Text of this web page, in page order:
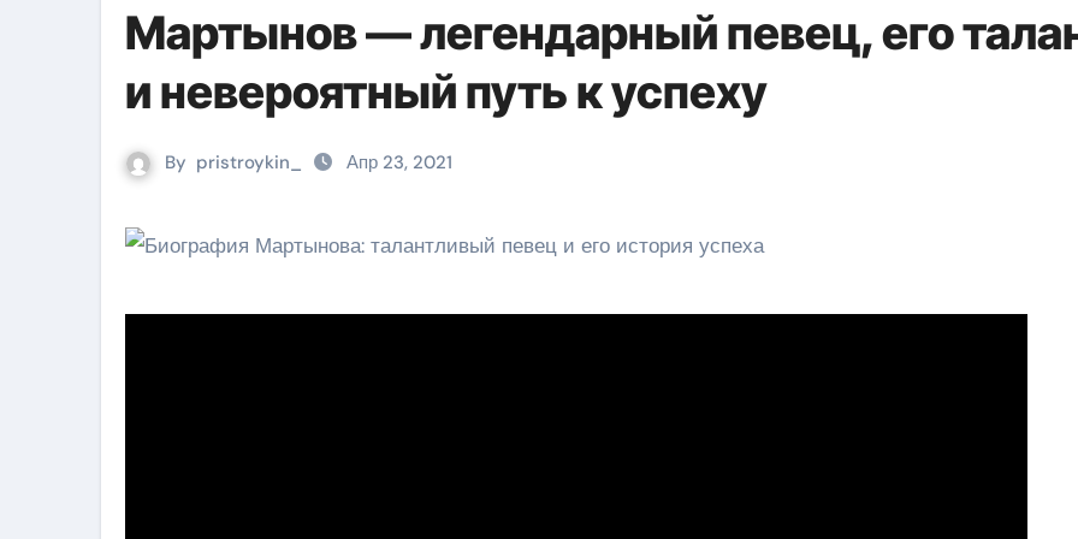
Мартынов — легендарный певец, его
и невероятный путь к успеху
By pristroykin_ Апр 23, 2021